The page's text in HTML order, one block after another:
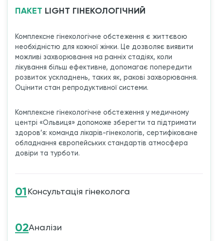
ПАКЕТ LIGHT ГІНЕКОЛОГІЧНИЙ
Комплексне гінекологічне обстеження є життєвою
необхідністю для кожної жінки. Це дозволяє виявити
можливі захворювання на ранніх стадіях, коли
лікування більш ефективне, допомагає попередити
розвиток ускладнень, таких як, ракові захворювання.
Оцінити стан репродуктивної системи.
Комплексне гінекологічне обстеження у медичному
центрі «Ольвиця» допоможе зберегти та підтримати
здоров’я: команда лікарів-гінекологів, сертифіковане
обладнання європейських стандартів атмосфера
довіри та турботи.
01 Консультація гінеколога
02Аналізи